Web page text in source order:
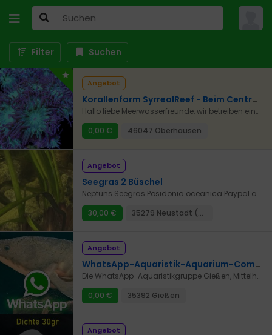
Filter Suchen
Angebot
Korallenfarm SyrrealReef - Beim CentrO Oberhausen
Hallo liebe Meerwasserfreunde, wir betreiben eine kleine Korallenzucht in unseren aktuell vier Becken mit insgesamt >2000 Litern. Wir haben hier eine bunte Auswahl von Weichkorallen, Krustenanemonen, Scheibenanemonen, LPS-Korallen und auch einige SPS-Steinkorallen. Hierbei versuchen wir sowohl Korallen die für Anfänger geeignet sind im Angebot zu haben, haben aber auch einige seltenere Tiere für Sammler, die wir regelmäßig fragmentieren. Wir betreiben unser System mit Sangokai und Balling-Light von FaunaMarin und beleuchten die Becken mit Ecotech GEN5 LED-Lampen. Wir freuen uns immer über Besuch versenden aber auch problemlos per Overnight-Kurier in ganz Deutschland. Die Bilder sind einige Beispielbilder unserer Ableger. Unser aktuellen Abgebot findet Ihr auch bei CommunityCorals.de unter "SyrrealReef". https://www.communitycorals.de/farmer/syrrealreef/ Wir freuen uns auf deine Kontaktaufnahme. Gruß, Arnika und Dominique
0,00 €
46047 Oberhausen
Angebot
Seegras 2 Büschel
Neptuns Seegras Posidonia oceanica Paypal an Freunde
30,00 €
35279 Neustadt (Hessen)
Angebot
WhatsApp-Aquaristik-Aquarium-Community-Gruppe Gießen-Mittelhessen-Umgeb.
Die WhatsApp-Aquaristikgruppe Gießen, Mittelhessen und Umgebung ist jetzt Community sucht dich als neues Mitglied! Du bist Aquarianer*in und suchst nette Leute zum Austausch deiner Begeisterung? Du brauchst Hilfe bei Problemen oder Inspirationen für Neues? Du hast Fische, Pflanzen, Becken oder Technik zur Abgabe oder suchst etwas bestimmtes? Du fachsimpelst gerne, teilst gerne dein Wissen und lernst gerne Neues hinzu? Du freust dich über jedes Ei und zeigst gerne Bilder deines Hobbys? Du hast Spaß an der Kommunikation mit anderen und weißt dich höflich zu verhalten? Dann bist du bei uns genau richtig! Wir sind ein bunt gemischter Haufen aus Anfängern, Fortgeschrittenen und, ich sags mal so: Langzeiterfahrenen. Die meisten Mitglieder sind Privatleute mit Begeisterung oder Problemen bei ihrem Hobby, aber auch Gewerbebetreibende sind herzlich willkommen. Bei uns finden sich Halter, Züchter und Leute, die gerne züchten möchten. Es ist alles vertreten, von kleinen Garnelenbecken bis zu XL-Becken, Paludarien, Kaltwasser, Warmwasser, Teiche, Brackwasser und Meerwasser. Und wenn du noch andere Tiere hast, würden wir sie auch gerne kennenlernen. Ursprünglich in Gießen gegründet stammen die Meisten Mitglieder aus Mittelhessen, aber auch die weitläufigere Umgebung ist vertreten. Du wohnst weiter weg? Das macht doch nichts! Schnupper doch mal rein! Die Gruppenmitgliedschaft ist selbstverständlich kostenlos! Schreibe mich hier kurz an, um den Einladungslink zu erhalten, und stell dich und dein Hobby dann in der Gruppe ganz kurz vor. Wäre schön, dich zu lesen! Herzlichst Delf Tod den Algen!
0,00 €
35392 Gießen
Angebot